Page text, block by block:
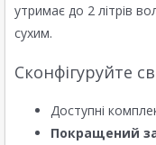
утримає до 2 літрів
сухим.
Сконфігуруйте
Доступні
Покращений